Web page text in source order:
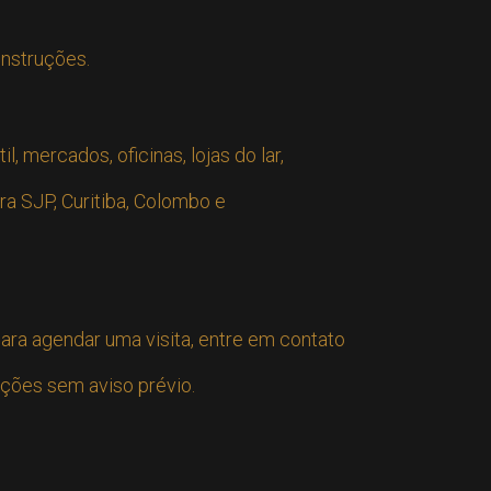
mercados, oficinas, lojas do lar,
SJP, Curitiba, Colombo e
agendar uma visita, entre em contato
sem aviso prévio.